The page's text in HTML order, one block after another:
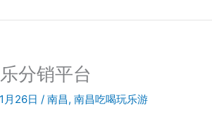
分销平台
月26日 / 南昌, 南昌吃喝玩乐游